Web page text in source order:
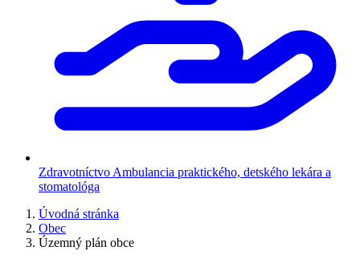
Zdravotníctvo Ambulancia praktického, detského lekára a
stomatológa
Úvodná stránka
Obec
Územný plán obce